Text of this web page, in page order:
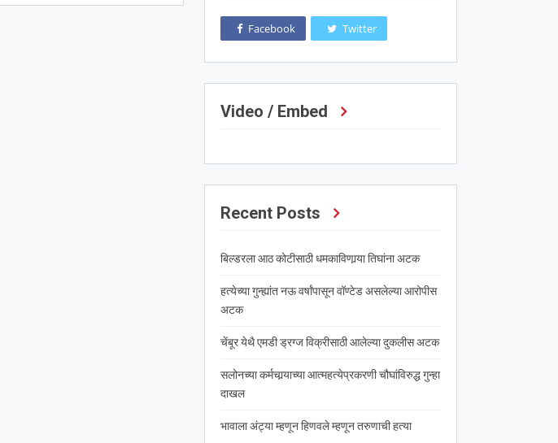
Facebook Twitter
Video / Embed
Recent Posts
बिल्डरला आठ कोटीसाठी धमकाविणार्‍या तिघांना अटक
हत्येच्या गुन्ह्यांत नऊ वर्षांपासून वॉण्टेड असलेल्या आरोपीस
अटक
चेंबूर येथै एमडी ड्रग्ज विक्रीसाठी आलेल्या दुकलीस अटक
सलोनच्या कर्मचार्‍याच्या आत्महत्येप्रकरणी चौघांविरुद्ध गुन्हा
दाखल
भावाला अंट्या म्हणून हिणवले म्हणून तरुणाची हत्या